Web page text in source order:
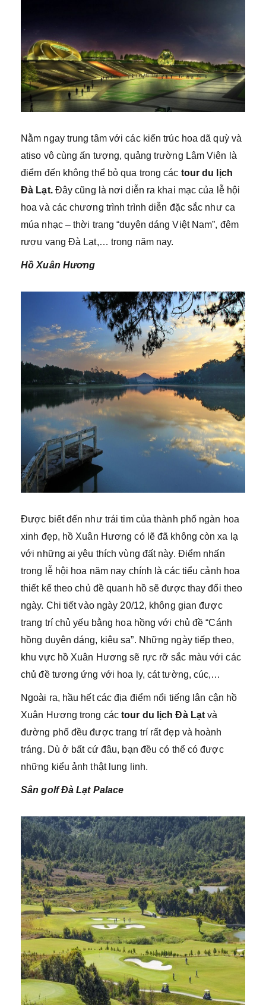
Nằm ngay trung tâm với các kiến trúc hoa dã quỳ và
atiso vô cùng ấn tượng, quảng trường Lâm Viên là
điểm đến không thể bỏ qua trong các tour du lịch
Đà Lạt.Đây cũng là nơi diễn ra khai mạc của lễ hội
hoa và các chương trình trình diễn đặc sắc như ca
múa nhạc – thời trang “duyên dáng Việt Nam”, đêm
rượu vang Đà Lạt,… trong năm nay.
Hồ Xuân Hương
Được biết đến như trái tim của thành phố ngàn hoa
xinh đẹp, hồ Xuân Hương có lẽ đã không còn xa lạ
với những ai yêu thích vùng đất này. Điểm nhấn
trong lễ hội hoa năm nay chính là các tiểu cảnh hoa
thiết kế theo chủ đề quanh hồ sẽ được thay đổi theo
ngày. Chi tiết vào ngày 20/12, không gian được
trang trí chủ yếu bằng hoa hồng với chủ đề “Cánh
hồng duyên dáng, kiêu sa”. Những ngày tiếp theo,
khu vực hồ Xuân Hương sẽ rực rỡ sắc màu với các
chủ đề tương ứng với hoa ly, cát tường, cúc,…
Ngoài ra, hầu hết các địa điểm nổi tiếng lân cận hồ
Xuân Hương trong cáctour du lịch Đà Lạtvà
đường phố đều được trang trí rất đẹp và hoành
tráng. Dù ở bất cứ đâu, bạn đều có thể có được
những kiểu ảnh thật lung linh.
Sân golf Đà Lạt Palace